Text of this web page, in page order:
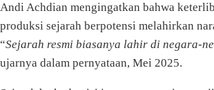
Andi Achdian mengingatkan bahwa
produksi sejarah berpotensi melahirkan
“Sejarah resmi biasanya lahir di negara-
ujarnya dalam pernyataan, Mei 2025.